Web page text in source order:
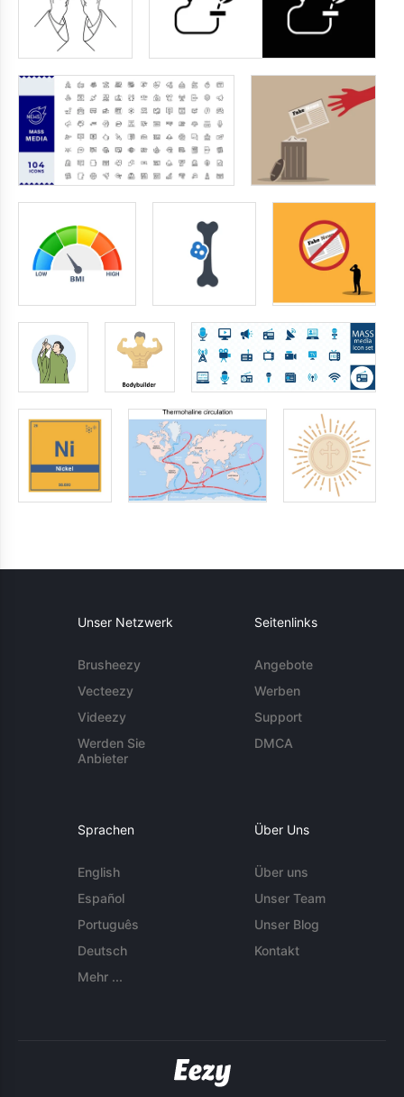
Unser Netzwerk
Brusheezy
Vecteezy
Videezy
Werden Sie
Anbieter
Seitenlinks
Angebote
Werben
Support
DMCA
Sprachen
English
Español
Português
Deutsch
Mehr ...
Über Uns
Über uns
Unser Team
Unser Blog
Kontakt